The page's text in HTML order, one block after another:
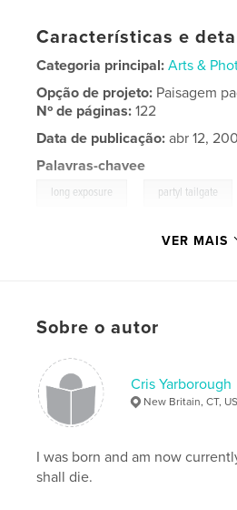
Características e
Categoria principal: Arts &
Opção de projeto: Paisagem
Nº de páginas:122
Data de publicação: abr 12,
Palavras-chavee
long exposure partyl tailgate
VER MAIS
Sobre o autor
Cris Yarborough
New Britain, CT,
I was born and am now
shall die.